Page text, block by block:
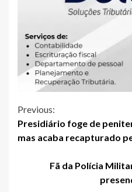
Continue
Reading
Previous:
Presidiário foge de
mas acaba recapturado
Fã da Polícia